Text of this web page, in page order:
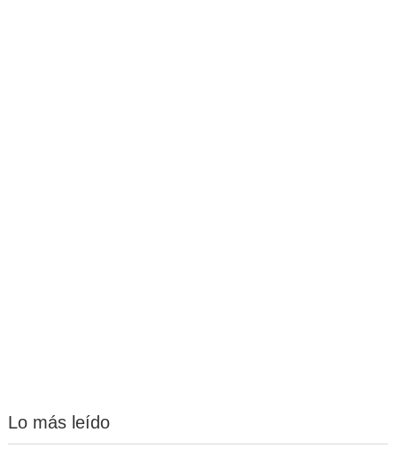
Lo más leído